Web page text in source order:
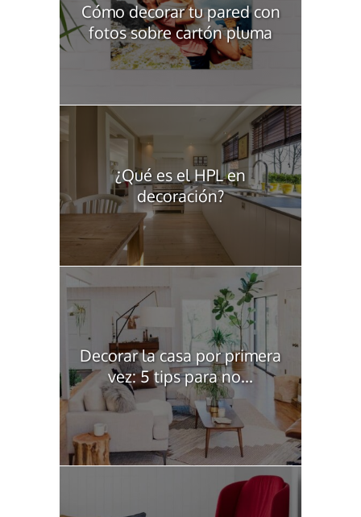
Cómo decorar tu pared con
fotos sobre cartón pluma
¿Qué es el HPL en
decoración?
Decorar la casa por primera
vez: 5 tips para no...